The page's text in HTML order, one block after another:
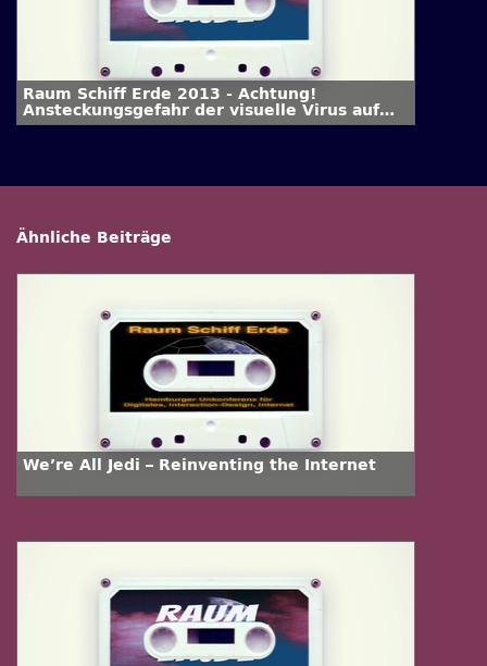
Raum Schiff Erde 2013 - Achtung!
Ansteckungsgefahr der visuelle Virus auf
der Arbeit
Ähnliche Beiträge
We’re All Jedi – Reinventing the Internet